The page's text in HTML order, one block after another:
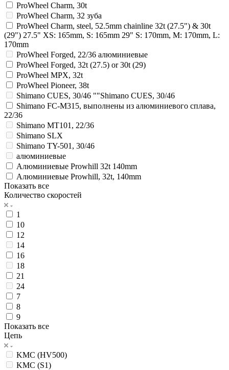
ProWheel Charm, 30t
ProWheel Charm, 32 зуба
ProWheel Charm, steel, 52.5mm chainline 32t (27.5") & 30t
(29") 27.5" XS: 165mm, S: 165mm 29" S: 170mm, M: 170mm, L:
170mm
ProWheel Forged, 22/36 алюминиевые
ProWheel Forged, 32t (27.5) or 30t (29)
ProWheel MPX, 32t
ProWheel Pioneer, 38t
Shimano CUES, 30/46 ""Shimano CUES, 30/46
Shimano FC-M315, выполнены из алюминиевого сплава,
22/36
Shimano MT101, 22/36
Shimano SLX
Shimano TY-501, 30/46
алюминиевые
Алюминиевые Prowhill 32t 140mm
Алюминиевые Prowhill, 32t, 140mm
Показать все
Количество скоростей
1
10
12
14
16
18
21
24
7
8
9
Показать все
Цепь
KMC (HV500)
KMC (S1)